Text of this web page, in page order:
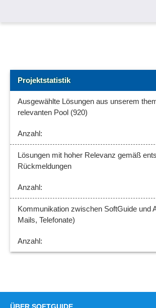
Projektstatistik
Ausgewählte Lösungen aus unserem
relevanten Pool (920)
Lösungen mit hoher Relevanz gemäß
Rückmeldungen
Kommunikation zwischen SoftGuide und
Mails, Telefonate)